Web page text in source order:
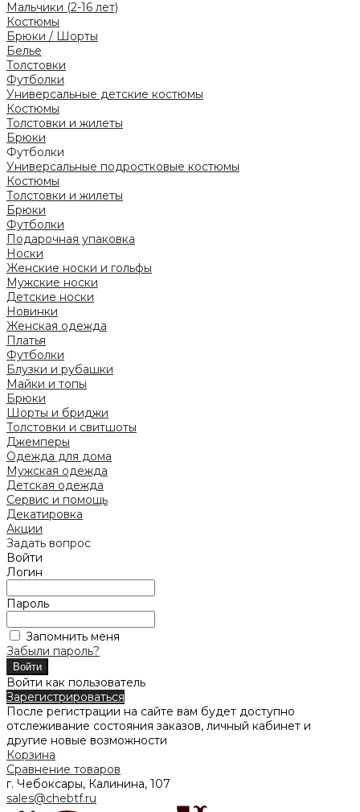
Мальчики (2-16 лет)
Костюмы
Брюки / Шорты
Белье
Толстовки
Футболки
Универсальные детские костюмы
Костюмы
Толстовки и жилеты
Брюки
Футболки
Универсальные подростковые костюмы
Костюмы
Толстовки и жилеты
Брюки
Футболки
Подарочная упаковка
Носки
Женские носки и гольфы
Мужские носки
Детские носки
Новинки
Женская одежда
Платья
Футболки
Блузки и рубашки
Майки и топы
Брюки
Шорты и бриджи
Толстовки и свитшоты
Джемперы
Одежда для дома
Мужская одежда
Детская одежда
Сервис и помощь
Декатировка
Акции
Задать вопрос
Войти
Логин
Пароль
Запомнить меня
Забыли пароль?
Войти как пользователь
Зарегистрироваться
После регистрации на сайте вам будет доступно
отслеживание состояния заказов, личный кабинет и
другие новые возможности
Корзина
Сравнение товаров
г. Чебоксары, Калинина, 107
sales@chebtf.ru